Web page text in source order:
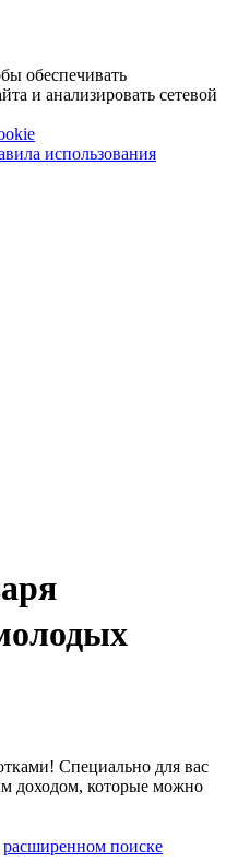
обеспечивать
и анализировать сетевой
использования
Специально для вас
доходом, которые можно
расширенном поиске